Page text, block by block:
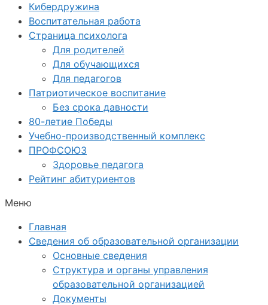
Кибердружина
Воспитательная работа
Страница психолога
Для родителей
Для обучающихся
Для педагогов
Патриотическое воспитание
Без срока давности
80-летие Победы
Учебно-производственный комплекс
ПРОФСОЮЗ
Здоровье педагога
Рейтинг абитуриентов
Меню
Главная
Сведения об образовательной организации
Основные сведения
Структура и органы управления
образовательной организацией
Документы